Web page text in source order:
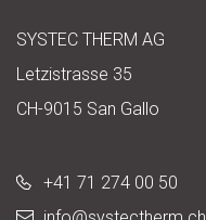
SYSTEC THERM AG
Letzistrasse 35
CH-9015 San Gallo
+41 71 274 00 50